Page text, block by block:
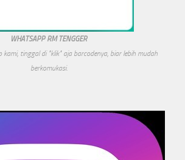
WHATSAPP RM TENGGER
tinggal di "klik" aja barcodenya, biar lebih mudah
berkomukasi.